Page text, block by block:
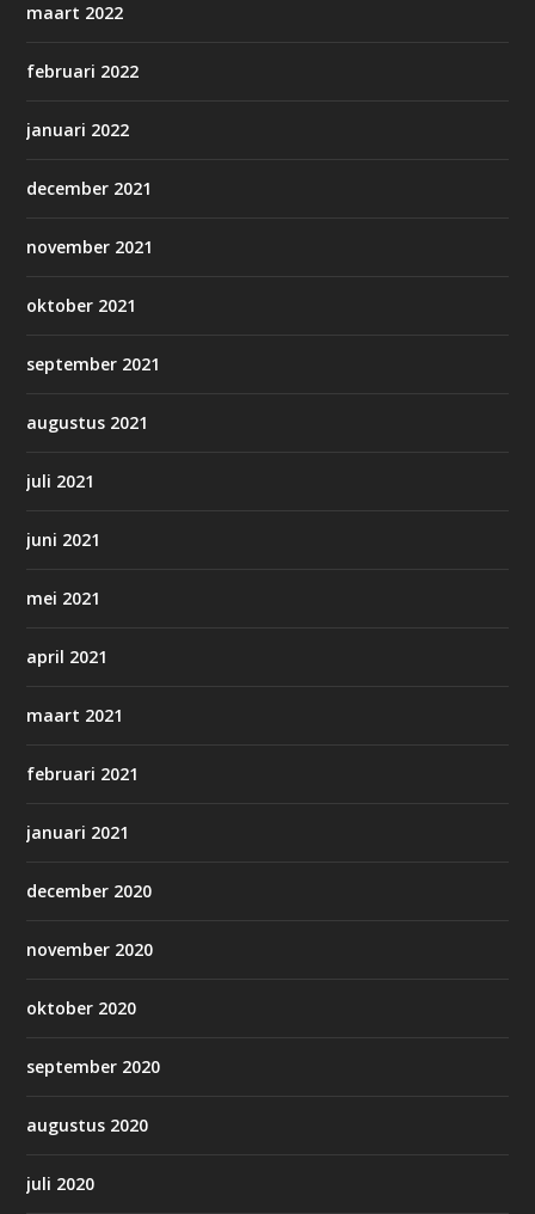
maart 2022
februari 2022
januari 2022
december 2021
november 2021
oktober 2021
september 2021
augustus 2021
juli 2021
juni 2021
mei 2021
april 2021
maart 2021
februari 2021
januari 2021
december 2020
november 2020
oktober 2020
september 2020
augustus 2020
juli 2020